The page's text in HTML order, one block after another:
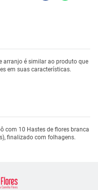
arranjo é similar ao produto que
em suas características.
com 10 Hastes de flores branca
finalizado com folhagens.